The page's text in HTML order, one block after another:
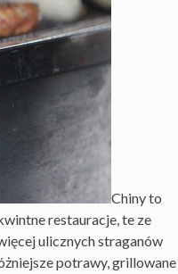
Chiny to
restauracje, te ze
ulicznych straganów
potrawy, grillowane